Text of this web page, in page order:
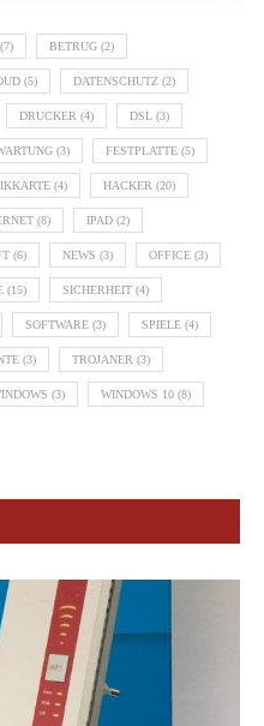
(7) BETRUG (2)
(5) DATENSCHUTZ (2)
DRUCKER (4) DSL (3)
(3) FESTPLATTE (5)
(4) HACKER (20)
(8) IPAD (2)
(6) NEWS (3) OFFICE (3)
(15) SICHERHEIT (4)
SOFTWARE (3) SPIELE (4)
(3) TROJANER (3)
(3) WINDOWS 10 (8)